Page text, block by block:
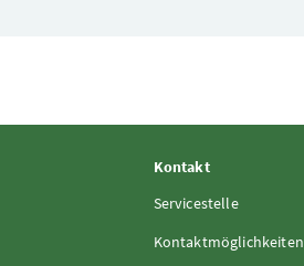
Kontakt
Servicestelle
Kontaktmöglichkeiten